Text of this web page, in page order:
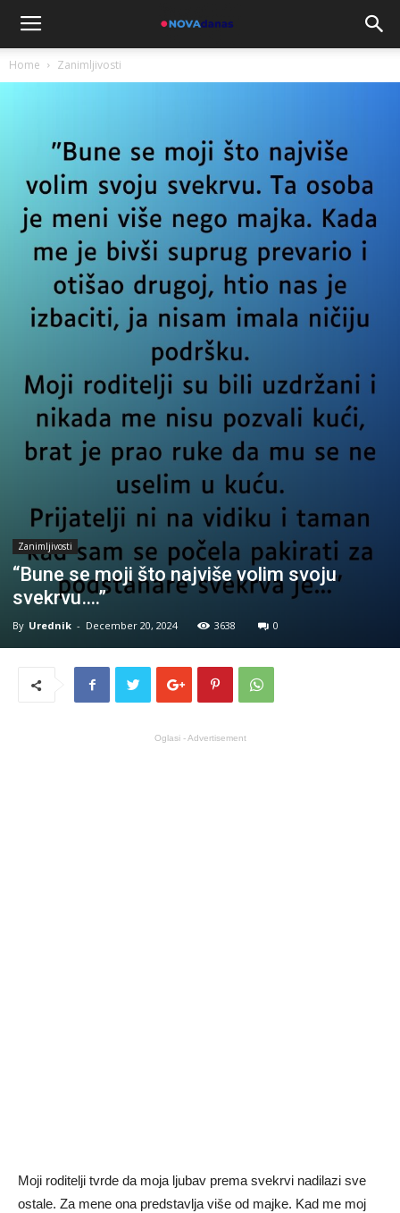
Home Zanimljivosti
Zanimljivosti
“Bune se moji što najviše volim svoju
svekrvu….”
By Urednik - December 20, 2024 3638 0
Oglasi - Advertisement
Moji roditelji tvrde da moja ljubav prema svekrvi nadilazi sve
ostale. Za mene ona predstavlja više od majke. Kad me moj